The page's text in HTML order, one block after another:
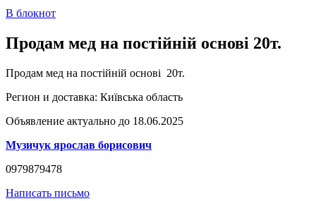
В блокнот
Продам мед на постійній основі 20т.
Продам мед на постійній основі 20т.
Регион и доставка: Київська область
Объявление актуально до 18.06.2025
Музичук ярослав борисович
0979879478
Написать письмо